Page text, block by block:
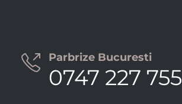
 Parbrize Bucuresti
0747 227 755